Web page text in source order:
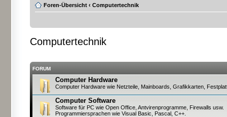
Foren-Übersicht ‹ Computertechnik
Computertechnik
FORUM
Computer Hardware
Computer Hardware wie Netzteile, Mainboards, Grafikkarten,
Computer Software
Software für PC wie Open Office, Antvirenprogramme, Firewalls usw.
Programmiersprachen wie Visual Basic, Pascal, C++.